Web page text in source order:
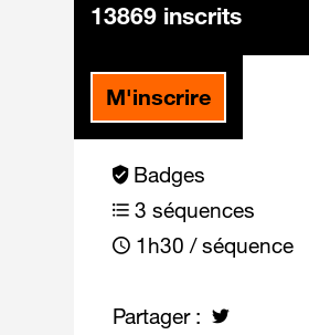
13869 inscrits
M'inscrire
Badges
3 séquences
1h30 / séquence
Partager :